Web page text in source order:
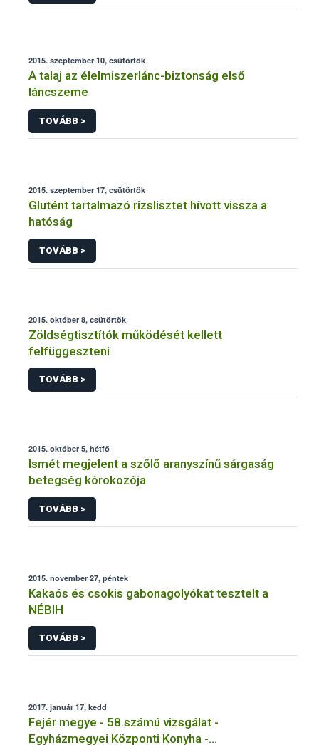
2015. szeptember 10, csütörtök
A talaj az élelmiszerlánc-biztonság első
láncszeme
TOVÁBB >
2015. szeptember 17, csütörtök
Glutént tartalmazó rizslisztet hívott vissza a
hatóság
TOVÁBB >
2015. október 8, csütörtök
Zöldségtisztítók működését kellett
felfüggeszteni
TOVÁBB >
2015. október 5, hétfő
Ismét megjelent a szőlő aranyszínű sárgaság
betegség kórokozója
TOVÁBB >
2015. november 27, péntek
Kakaós és csokis gabonagolyókat tesztelt a
NÉBIH
TOVÁBB >
2017. január 17, kedd
Fejér megye - 58.számú vizsgálat -
Egyházmegyei Központi Konyha -